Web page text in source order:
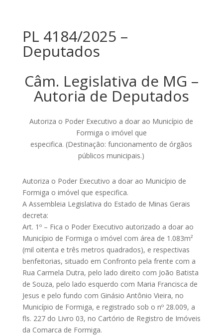
PL 4184/2025 –
Deputados
Câm. Legislativa de MG –
Autoria de Deputados
Autoriza o Poder Executivo a doar ao Município de
Formiga o imóvel que
especifica. (Destinação: funcionamento de órgãos
públicos municipais.)
Autoriza o Poder Executivo a doar ao Município de
Formiga o imóvel que especifica.
A Assembleia Legislativa do Estado de Minas Gerais
decreta:
Art. 1º – Fica o Poder Executivo autorizado a doar ao
Município de Formiga o imóvel com área de 1.083m²
(mil oitenta e três metros quadrados), e respectivas
benfeitorias, situado em Confronto pela frente com a
Rua Carmela Dutra, pelo lado direito com João Batista
de Souza, pelo lado esquerdo com Maria Francisca de
Jesus e pelo fundo com Ginásio Antônio Vieira, no
Município de Formiga, e registrado sob o nº 28.009, a
fls. 227 do Livro 03, no Cartório de Registro de Imóveis
da Comarca de Formiga.